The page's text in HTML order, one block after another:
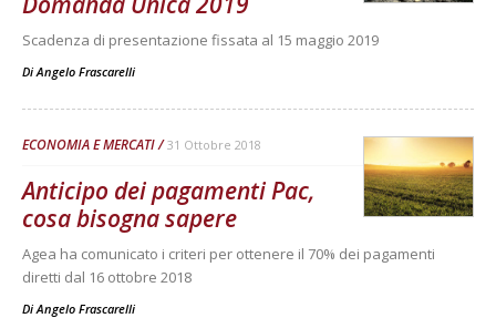
Scadenza di presentazione fissata al 15 maggio 2019
DiAngelo Frascarelli
ECONOMIA E MERCATI 31 Ottobre 2018
Anticipo dei pagamenti Pac,
cosa bisogna sapere
Agea ha comunicato i criteri per ottenere il 70% dei pagamenti
diretti dal 16 ottobre 2018
DiAngelo Frascarelli